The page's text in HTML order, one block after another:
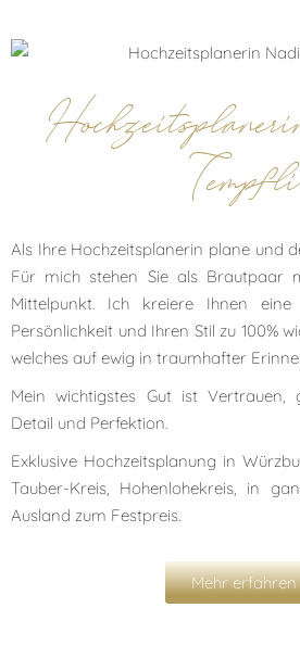
Tempfli
Als Ihre Hochzeitsplanerin plane und
Für mich stehen Sie als Brautpaar
Mittelpunkt. Ich kreiere Ihnen eine
Persönlichkeit und Ihren Stil zu 100%
welches auf ewig in traumhafter
Mein wichtigstes Gut ist Vertrauen,
Detail und Perfektion.
Exklusive Hochzeitsplanung in
Tauber-Kreis, Hohenlohekreis, in
Ausland zum Festpreis.
Mehr erfahren